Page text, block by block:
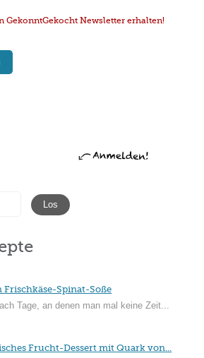
GekonntGekocht Newsletter erhalten!
Frischkäse-Spinat-Soße
Tage, an denen man mal keine Zeit...
Frucht-Dessert mit Quark von...